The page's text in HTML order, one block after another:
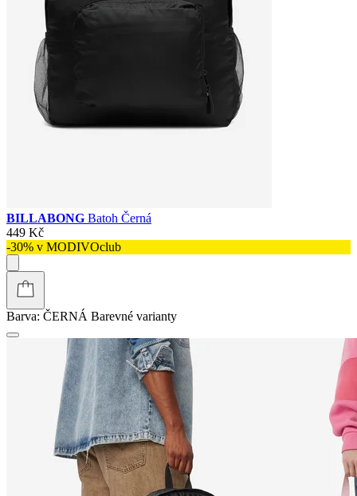
BILLABONG Batoh Černá
449 Kč
-30% v MODIVOclub
Barva: ČERNÁ Barevné varianty